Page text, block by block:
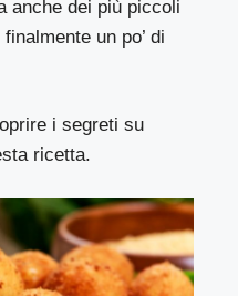
anche dei più piccoli
un po’ di
i segreti su
ricetta.